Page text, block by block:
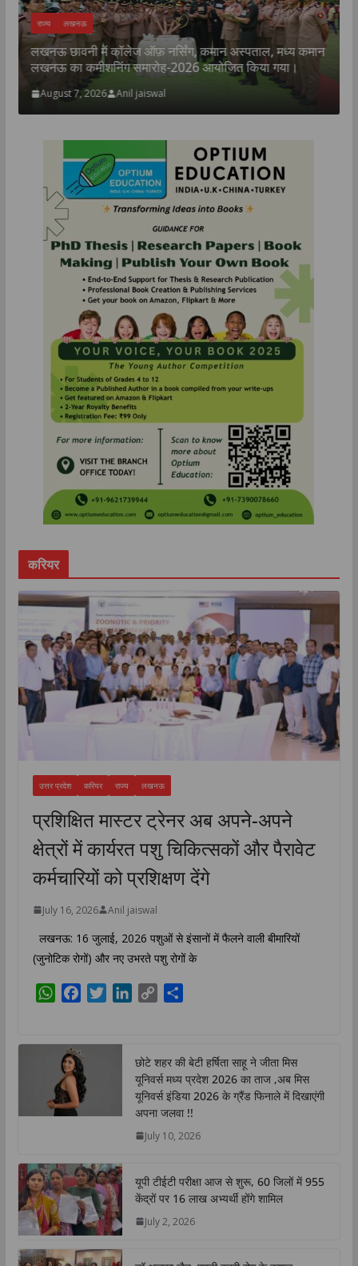
राज्य लखनऊ
लखनऊ छावनी में कॉलेज ऑफ़ नर्सिंग, कमान अस्पताल, मध्य कमान
लखनऊ का कमीशनिंग समारोह-2026 आयोजित किया गया।
August 7, 2026 Anil jaiswal
करियर
उत्तर प्रदेश करियर राज्य लखनऊ
प्रशिक्षित मास्टर ट्रेनर अब अपने-अपने
क्षेत्रों में कार्यरत पशु चिकित्सकों और पैरावेट
कर्मचारियों को प्रशिक्षण देंगे
July 16, 2026 Anil jaiswal
लखनऊ: 16 जुलाई, 2026 पशुओं से इंसानों में फैलने वाली बीमारियों
(जुनोटिक रोगों) और नए उभरते पशु रोगों के
W
s
A
p
e
b
o
o
e
d
n
L
i
n
e
छोटे शहर की बेटी हर्षिता साहू ने जीता मिस
यूनिवर्स मध्य प्रदेश 2026 का ताज ,अब मिस
यूनिवर्स इंडिया 2026 के ग्रैंड फिनाले में दिखाएंगी
अपना जलवा !!
July 10, 2026
यूपी टीईटी परीक्षा आज से शुरू, 60 जिलों में 955
केंद्रों पर 16 लाख अभ्यर्थी होंगे शामिल
July 2, 2026